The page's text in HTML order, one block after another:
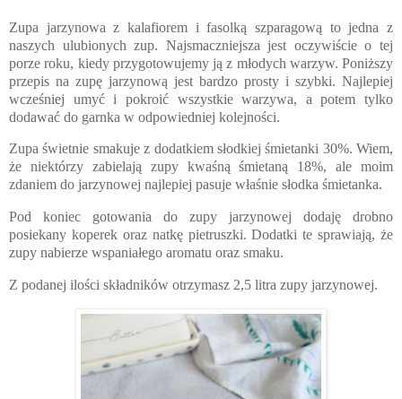
Zupa jarzynowa z kalafiorem i fasolką szparagową to jedna z
naszych ulubionych zup. Najsmaczniejsza jest oczywiście o tej
porze roku, kiedy przygotowujemy ją z młodych warzyw. Poniższy
przepis na zupę jarzynową jest bardzo prosty i szybki. Najlepiej
wcześniej umyć i pokroić wszystkie warzywa, a potem tylko
dodawać do garnka w odpowiedniej kolejności.
Zupa świetnie smakuje z dodatkiem słodkiej śmietanki 30%. Wiem,
że niektórzy zabielają zupy kwaśną śmietaną 18%, ale moim
zdaniem do jarzynowej najlepiej pasuje właśnie słodka śmietanka.
Pod koniec gotowania do zupy jarzynowej dodaję drobno
posiekany koperek oraz natkę pietruszki. Dodatki te sprawiają, że
zupy nabierze wspaniałego aromatu oraz smaku.
Z podanej ilości składników otrzymasz 2,5 litra zupy jarzynowej.